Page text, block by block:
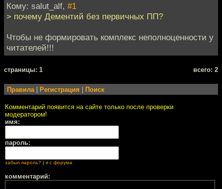
Кому: salut_alf, #1
> почему Дементий без первичных ПП?
Чтобы не формировать комплекс неполноценности у
читателей!!!
cтраницы: 1 всего: 2
Правила Регистрация Поиск
Комментарий появится на сайте только после проверки
модератором!
имя:
пароль:
забыл пароль? | я с форума
комментарий: